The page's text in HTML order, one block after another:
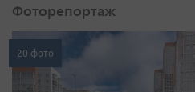
Фоторепортаж
20 фото